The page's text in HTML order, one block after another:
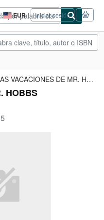
EUR
Preferencias
de
compra
del
Iniciar sesión
LAS VACACIONES DE MR. HOBBS
HOBBS